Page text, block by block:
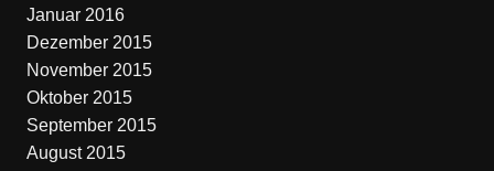
Januar 2016
Dezember 2015
November 2015
Oktober 2015
September 2015
August 2015